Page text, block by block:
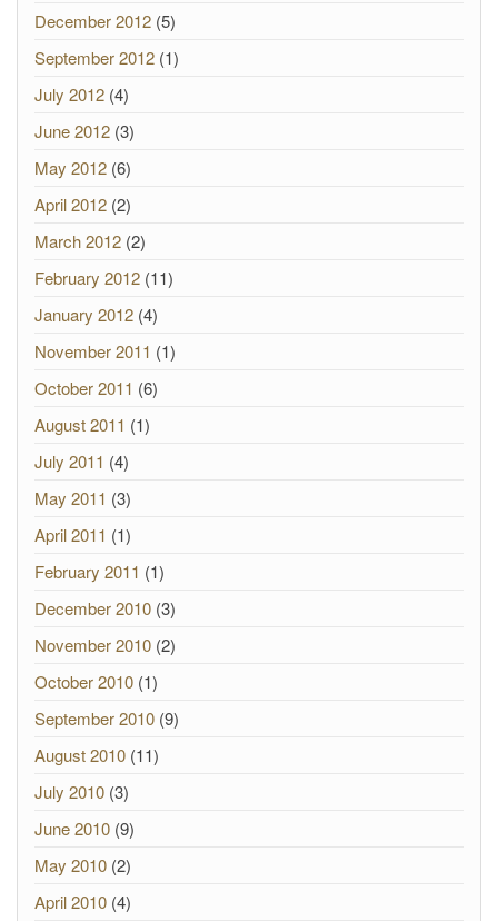
December 2012 (5)
September 2012 (1)
July 2012 (4)
June 2012 (3)
May 2012 (6)
April 2012 (2)
March 2012 (2)
February 2012 (11)
January 2012 (4)
November 2011 (1)
October 2011 (6)
August 2011 (1)
July 2011 (4)
May 2011 (3)
April 2011 (1)
February 2011 (1)
December 2010 (3)
November 2010 (2)
October 2010 (1)
September 2010 (9)
August 2010 (11)
July 2010 (3)
June 2010 (9)
May 2010 (2)
April 2010 (4)